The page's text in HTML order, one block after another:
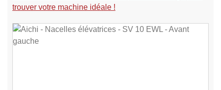
trouver votre machine idéale !